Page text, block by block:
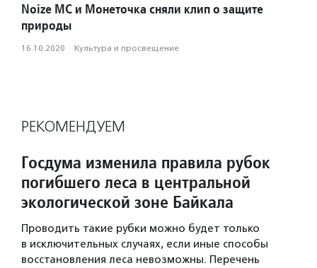
Noize MС и Монеточка cняли клип о защите
природы
16.10.2020 · Культура и просвещение
РЕКОМЕНДУЕМ
Госдума изменила правила рубок
погибшего леса в центральной
экологической зоне Байкала
Проводить такие рубки можно будет только
в исключительных случаях, если иные способы
восстановления леса невозможны. Перечень